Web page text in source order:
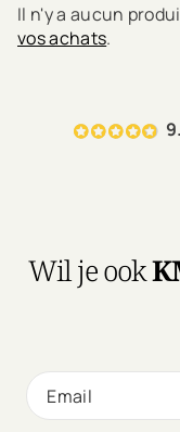
Il n'y a aucun
vos achats.
Wil je ook